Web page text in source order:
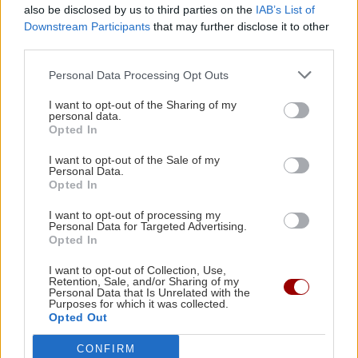
also be disclosed by us to third parties on the IAB’s List of
Downstream Participants that may further disclose it to other
Personal Data Processing Opt Outs
I want to opt-out of the Sharing of my
personal data.
Opted In
I want to opt-out of the Sale of my
Personal Data.
Opted In
I want to opt-out of processing my
Personal Data for Targeted Advertising.
Opted In
I want to opt-out of Collection, Use,
Retention, Sale, and/or Sharing of my
Personal Data that Is Unrelated with the
Purposes for which it was collected.
Opted Out
CONFIRM
23:00
GOSSIP - LIFESTYLE
Η Μπάρμπρα Στρέιζαντ υπογράφει το πρώτο
Europa League: Η Άντερλεχτ νίκησε 1-0 τον
ΠΑΟΚ στην Τούμπα κι όλα θα κριθούν στις
ΠΟΑ: Ανακοίνωσε την απόκτηση τριών Ιταλών
ποδοσφαιριστών
ΑΘΛΗΤΙΚΑ
ΚΡΗΤΗ
Κρήτη: ΕΔΕ για την γυναίκα που
βρέθηκε νεκρή - Η ανακοίνωση της
Αστυνομίας
Κυψέλη: «Δεν είναι άρνηση, αλλά
Αφγανός επέλεξε τη σιωπή στην
απολογία